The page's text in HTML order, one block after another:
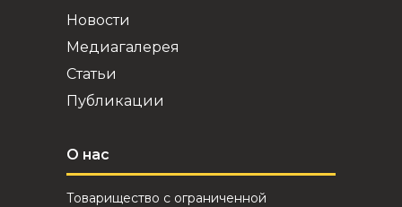
Новости
Медиагалерея
Статьи
Публикации
О нас
Товарищество с ограниченной